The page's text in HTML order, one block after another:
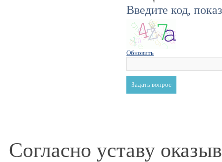
Введите код,
Обновить
Согласно уставу